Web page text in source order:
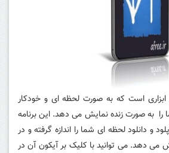
ابزاری است که به صورت لحظه ای و خودکار
را به صورت زنده نمایش می دهد. این برنامه
و دانلود لحظه ای شما را اندازه گرفته و در
دهد. می توانید با کلیک بر آیکون آن در